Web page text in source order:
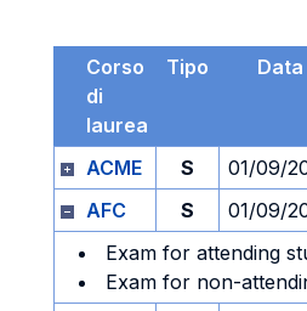
Corso
di
laurea
Tipo Data
ACME S 01/09/
AFC
S 01/09/
Exam for attending
Exam for non-